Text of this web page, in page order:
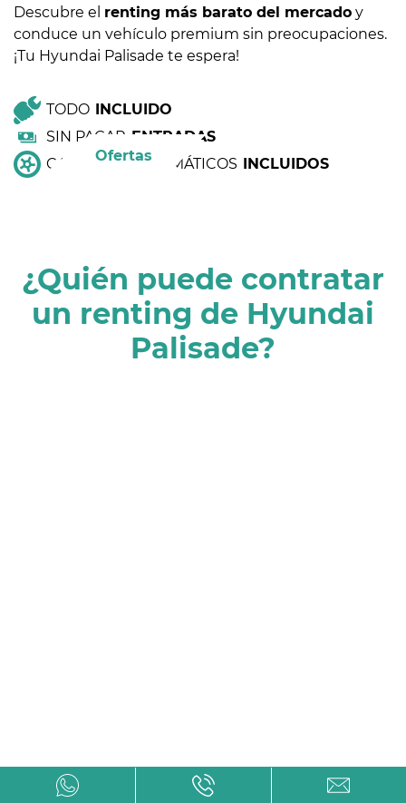
Ofertas
Descubre el renting más barato del mercado y
conduce un vehículo premium sin preocupaciones.
¡Tu Hyundai Palisade te espera!
TODO
INCLUIDO
SIN PAGAR ENTRADAS
CAMBIO DE NEUMÁTICOS
INCLUIDOS
¿Quién puede contratar
un renting de Hyundai
Palisade?